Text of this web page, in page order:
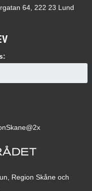
64, 222 23 Lund
Region Skåne och